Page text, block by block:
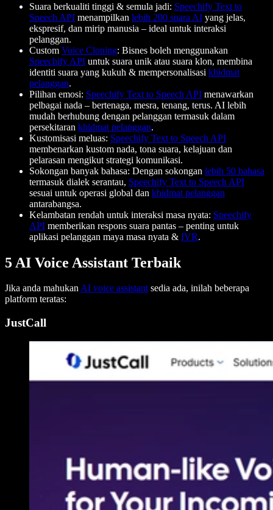
Suara berkualiti tinggi & semula jadi: Speechify Text to
Speech API menampilkan lebih 200 suara AI yang jelas,
ekspresif, dan mirip manusia – ideal untuk interaksi
pelanggan.
Custom Voice Cloning: Bisnes boleh menggunakan
Speechify API untuk suara unik atau suara klon, membina
identiti suara yang kukuh & mempersonalisasi khidmat
pelanggan.
Pilihan emosi: Speechify Text to Speech API menawarkan
pelbagai nada – bertenaga, mesra, tenang, terus. AI lebih
mudah berhubung dengan pelanggan termasuk dalam
persekitaran khidmat pelanggan.
Kustomisasi meluas: Speechify Text to Speech API
membenarkan kustom nada, tona suara, kelajuan dan
pelarasan mengikut strategi komunikasi.
Sokongan banyak bahasa: Dengan sokongan lebih 50 bahasa
termasuk dialek serantau, Speechify Text to Speech API
sesuai untuk operasi global dan khidmat pelanggan
antarabangsa.
Kelambatan rendah untuk interaksi masa nyata: Speechify
API memberikan respons suara pantas – penting untuk
aplikasi pelanggan maya masa nyata & IVR.
5 AI Voice Assistant Terbaik
Jika anda mahukanAI voice assistantsedia ada, inilah beberapa
platform teratas:
JustCall